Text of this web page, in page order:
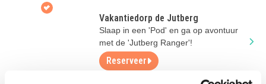
Vakantiedorp de Jutberg
Slaap in een 'Pod' en ga op avontuur
met de 'Jutberg Ranger'!
Reserveer